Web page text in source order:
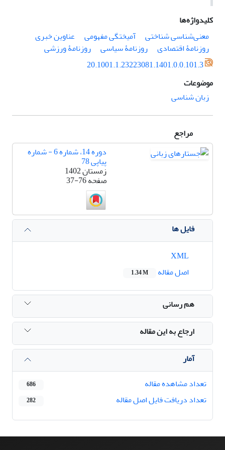
کلیدواژه‌ها
معنی‌شناسی شناختی
آمیختگی مفهومی
عناوین خبری
روزنامۀ اقتصادی
روزنامۀ سیاسی
روزنامۀ ورزشی
20.1001.1.23223081.1401.0.0.101.3
موضوعات
زبان شناسی
مراجع
دوره 14، شماره 6 - شماره
پیاپی 78
زمستان 1402
صفحه37-76
فایل ها
اصل مقاله
1.34 M
هم رسانی
ارجاع به این مقاله
آمار
تعداد مشاهده مقاله
686
تعداد دریافت فایل اصل مقاله 282